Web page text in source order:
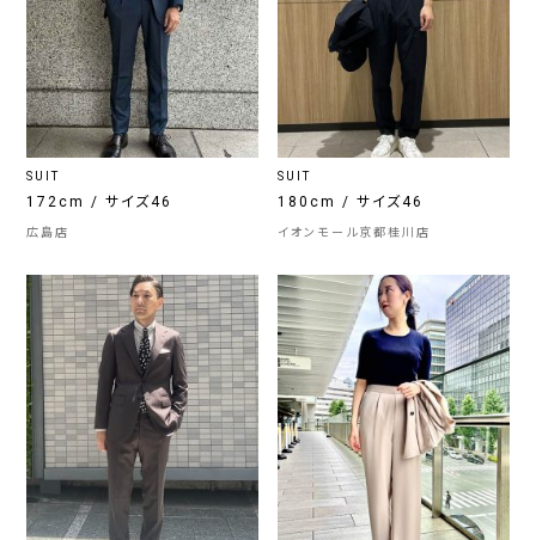
SUIT
172cm / サイズ46
広島店
SUIT
180cm / サイズ46
イオンモール京都桂川店